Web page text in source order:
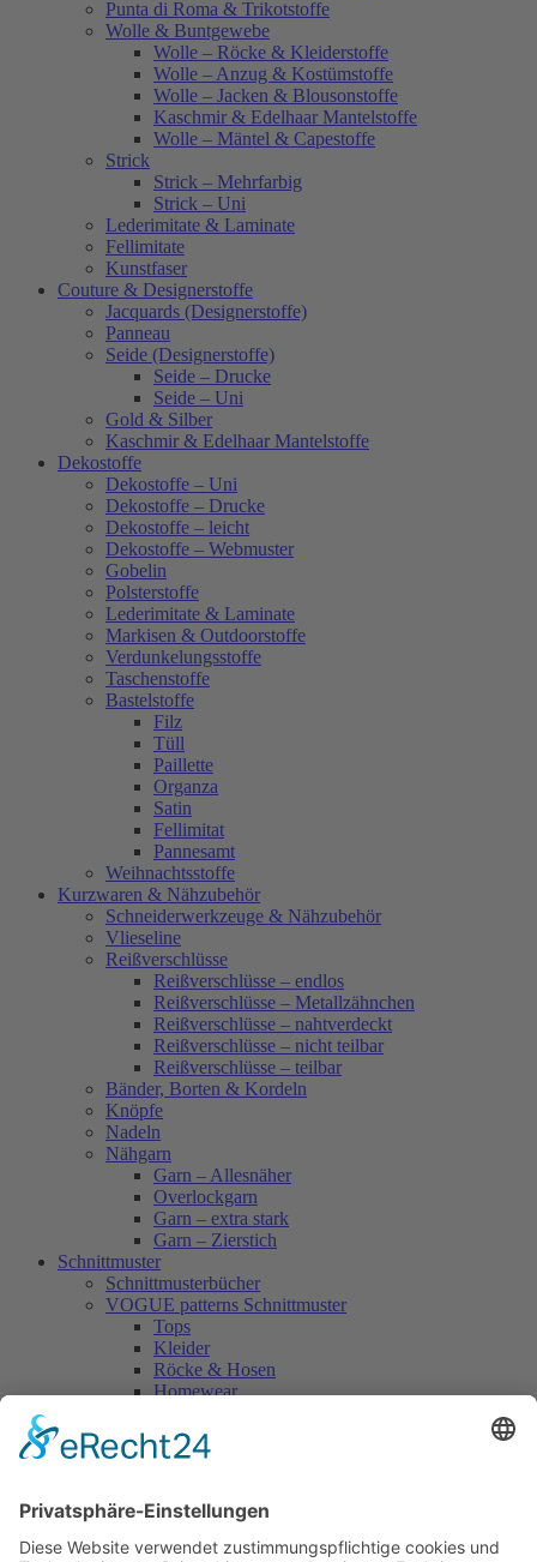
Punta di Roma & Trikotstoffe
Wolle & Buntgewebe
Wolle – Röcke & Kleiderstoffe
Wolle – Anzug & Kostümstoffe
Wolle – Jacken & Blousonstoffe
Kaschmir & Edelhaar Mantelstoffe
Wolle – Mäntel & Capestoffe
Strick
Strick – Mehrfarbig
Strick – Uni
Lederimitate & Laminate
Fellimitate
Kunstfaser
Couture & Designerstoffe
Jacquards (Designerstoffe)
Panneau
Seide (Designerstoffe)
Seide – Drucke
Seide – Uni
Gold & Silber
Kaschmir & Edelhaar Mantelstoffe
Dekostoffe
Dekostoffe – Uni
Dekostoffe – Drucke
Dekostoffe – leicht
Dekostoffe – Webmuster
Gobelin
Polsterstoffe
Lederimitate & Laminate
Markisen & Outdoorstoffe
Verdunkelungsstoffe
Taschenstoffe
Bastelstoffe
Filz
Tüll
Paillette
Organza
Satin
Fellimitat
Pannesamt
Weihnachtsstoffe
Kurzwaren & Nähzubehör
Schneiderwerkzeuge & Nähzubehör
Vlieseline
Reißverschlüsse
Reißverschlüsse – endlos
Reißverschlüsse – Metallzähnchen
Reißverschlüsse – nahtverdeckt
Reißverschlüsse – nicht teilbar
Reißverschlüsse – teilbar
Bänder, Borten & Kordeln
Knöpfe
Nadeln
Nähgarn
Garn – Allesnäher
Overlockgarn
Garn – extra stark
Garn – Zierstich
Schnittmuster
Schnittmusterbücher
VOGUE patterns Schnittmuster
Tops
Kleider
Röcke & Hosen
Homewear
Vogue Vintage
Herren
Accessoires
Einzelschnittmuster Burda
Tops